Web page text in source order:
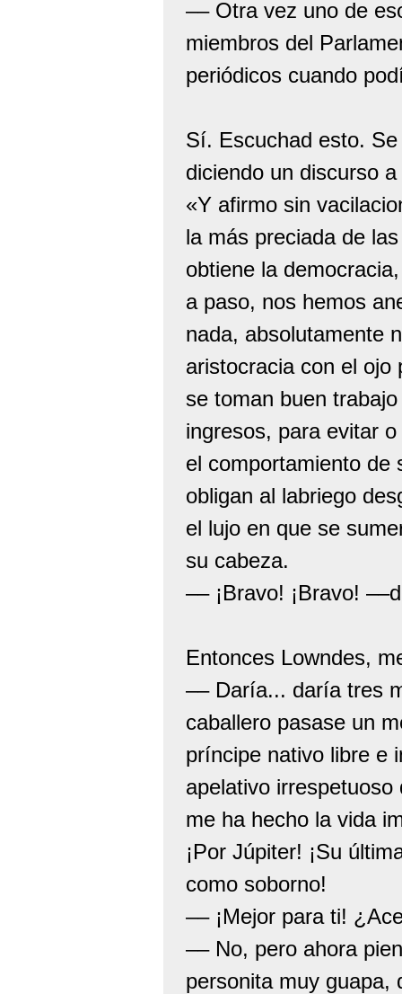
–– Otra vez uno de
miembros del
periódicos cuando
Sí. Escuchad esto.
diciendo un discurso
«Y afirmo sin
la más preciada de
obtiene la
a paso, nos hemos
nada, absolutamente
aristocracia con el ojo
se toman buen
ingresos, para evitar
el comportamiento de
obligan al labriego
el lujo en que se
su cabeza.
–– ¡Bravo! ¡Bravo!
Entonces Lowndes,
–– Daría... daría tres
caballero pasase un
príncipe nativo libre e
apelativo
me ha hecho la vida
¡Por Júpiter! ¡Su
como soborno!
–– ¡Mejor para ti!
–– No, pero ahora
personita muy guapa,